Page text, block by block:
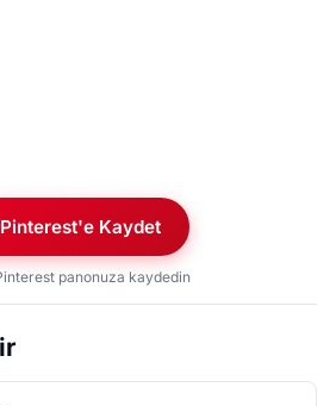
Pinterest'e Kaydet
panonuza kaydedin